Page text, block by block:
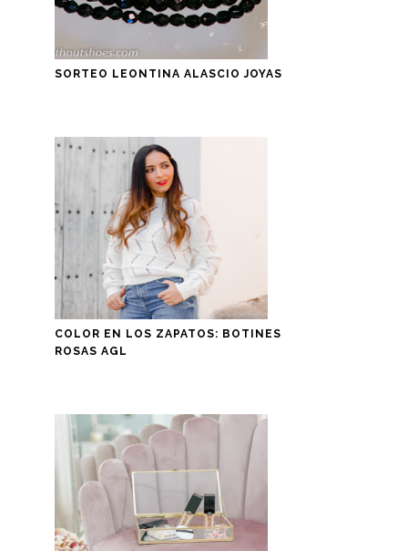
SORTEO LEONTINA ALASCIO JOYAS
COLOR EN LOS ZAPATOS: BOTINES
ROSAS AGL